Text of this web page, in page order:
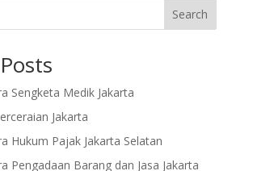
Search
Sengketa Medik Jakarta
Jakarta
Hukum Pajak Jakarta Selatan
Pengadaan Barang dan Jasa Jakarta